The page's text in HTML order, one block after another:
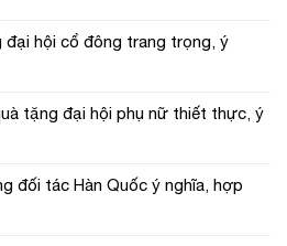
đại hội cổ đông trang trọng, ý
tặng đại hội phụ nữ thiết thực, ý
đối tác Hàn Quốc ý nghĩa, hợp